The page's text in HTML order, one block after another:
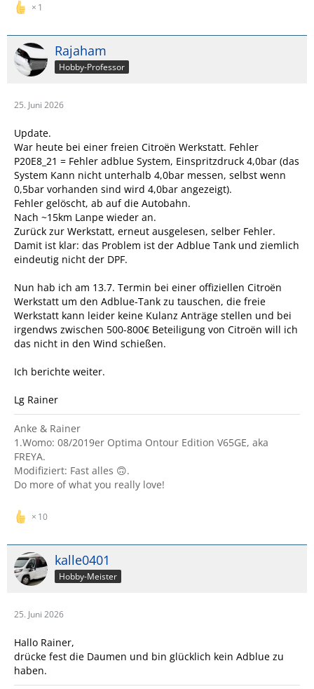
1
Rajaham
Hobby-Professor
25. Juni 2026
Update.
War heute bei einer freien Citroën Werkstatt. Fehler
P20E8_21 = Fehler adblue System, Einspritzdruck 4,0bar (das
System Kann nicht unterhalb 4,0bar messen, selbst wenn
0,5bar vorhanden sind wird 4,0bar angezeigt).
Fehler gelöscht, ab auf die Autobahn.
Nach ~15km Lanpe wieder an.
Zurück zur Werkstatt, erneut ausgelesen, selber Fehler.
Damit ist klar: das Problem ist der Adblue Tank und ziemlich
eindeutig nicht der DPF.
Nun hab ich am 13.7. Termin bei einer offiziellen Citroën
Werkstatt um den Adblue-Tank zu tauschen, die freie
Werkstatt kann leider keine Kulanz Anträge stellen und bei
irgendws zwischen 500-800€ Beteiligung von Citroën will ich
das nicht in den Wind schießen.
Ich berichte weiter.
Lg Rainer
Anke & Rainer
1.Womo: 08/2019er Optima Ontour Edition V65GE, aka
FREYA.
Modifiziert: Fast alles 🙃.
Do more of what you really love!
10
kalle0401
Hobby-Meister
25. Juni 2026
Hallo Rainer,
drücke fest die Daumen und bin glücklich kein Adblue zu
haben.